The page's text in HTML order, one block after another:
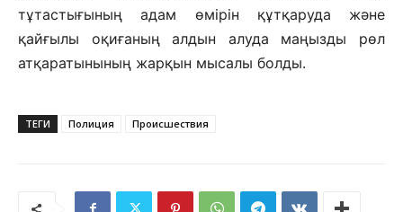
тұтастығының адам өмірін құтқаруда және
қайғылы оқиғаның алдын алуда маңызды рөл
атқаратынының жарқын мысалы болды.
ТЕГИ Полиция Происшествия